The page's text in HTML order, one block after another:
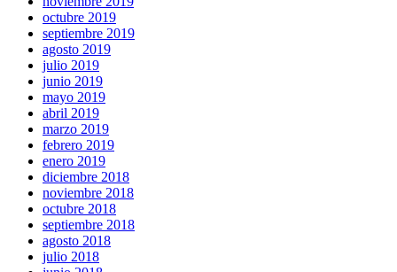
octubre 2019
septiembre 2019
agosto 2019
julio 2019
junio 2019
mayo 2019
abril 2019
marzo 2019
febrero 2019
enero 2019
diciembre 2018
noviembre 2018
octubre 2018
septiembre 2018
agosto 2018
julio 2018